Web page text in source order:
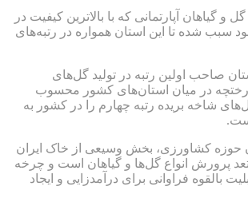
و گیاهان آپارتمانی که با بالاترین کیفیت در
سبب شده تا این استان همواره در رتبه‌های
صاحب اولین رتبه در تولید گل‌های
درختچه در میان استان‌های کشور محسوب
شاخه بریده رتبه چهارم را در کشور به
حوزه کشاورزی، بخش وسیعی از خاک ایران
پرورش انواع گل‌ها و گیاهان است و چرخه
بالقوه فراوانی برای درآمدزایی و ایجاد